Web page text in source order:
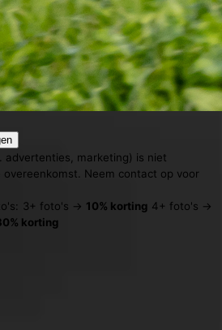
advertenties, marketing) is niet
Neem contact op voor
3+ foto's → 10% korting 4+ foto's →
korting